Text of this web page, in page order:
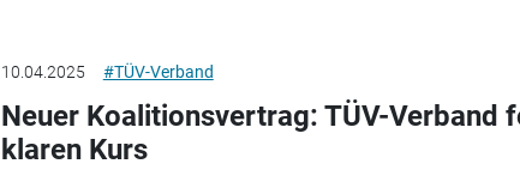
10.04.2025 #TÜV-Verband
Neuer Koalitionsvertrag: TÜV-Verband
klaren Kurs